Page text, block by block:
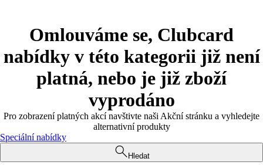
Omlouváme se, Clubcard
nabídky v této kategorii již není
platná, nebo je již zboží
vyprodáno
Pro zobrazení platných akcí navštivte naši Akční stránku a vyhledejte
alternativní produkty
Speciální nabídky
Hledat